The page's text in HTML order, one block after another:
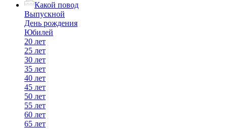
Какой повод
Выпускной
День рождения
Юбилей
20 лет
25 лет
30 лет
35 лет
40 лет
45 лет
50 лет
55 лет
60 лет
65 лет